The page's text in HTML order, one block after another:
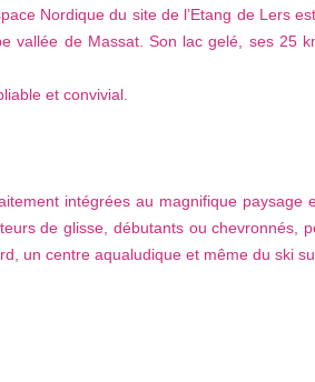
Nordique du site de l’Etang de Lers
vallée de Massat. Son lac gelé, ses 25
et convivial.
intégrées au magnifique paysage
de glisse, débutants ou chevronnés,
un centre aqualudique et même du ski